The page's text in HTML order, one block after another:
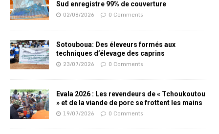
Sud enregistre 99% de couverture
02/08/2026 0 Comments
Sotouboua: Des éleveurs formés aux
techniques d’élevage des caprins
23/07/2026 0 Comments
Evala 2026 : Les revendeurs de « Tchoukoutou
» et de la viande de porc se frottent les mains
19/07/2026 0 Comments